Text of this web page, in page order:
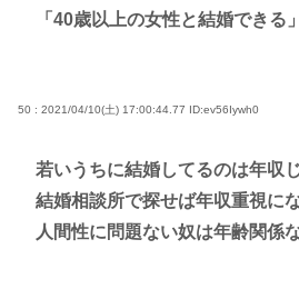
「40歳以上の女性と結婚できる」
50 : 2021/04/10(土) 17:00:44.77 ID:ev56Iywh0
若いうちに結婚してるのは年収
結婚相談所で探せば年収重視に
人間性に問題ない奴は年齢関係